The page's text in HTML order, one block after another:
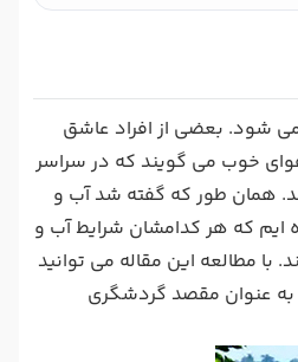
شود. بعضی از افراد عاشق
خوب می گویند که در سراسر
همان طور که گفته شد آب و
ایم که هر کدامشان شرایط آب و
مطالعه این مقاله می توانید
به عنوان مقصد گردشگری